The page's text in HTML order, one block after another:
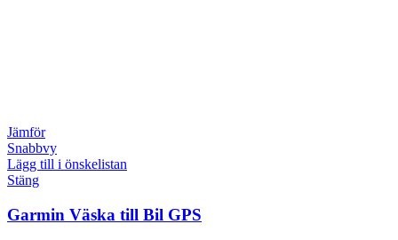
Jämför
Snabbvy
Lägg till i önskelistan
Stäng
Garmin Väska till Bil GPS